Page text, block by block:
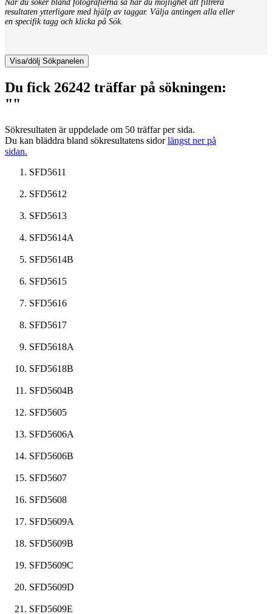
När du söker bland fotografierna så har du möjlighet att filtrera
resultaten ytterligare med hjälp av taggar. Välja antingen alla eller
en specifik tagg och klicka på Sök.
Visa/dölj Sökpanelen
Du fick 26242 träffar på sökningen:
""
Sökresultaten är uppdelade om 50 träffar per sida.
Du kan bläddra bland sökresultatens sidorlängst ner på
sidan.
SFD5611
SFD5612
SFD5613
SFD5614A
SFD5614B
SFD5615
SFD5616
SFD5617
SFD5618A
SFD5618B
SFD5604B
SFD5605
SFD5606A
SFD5606B
SFD5607
SFD5608
SFD5609A
SFD5609B
SFD5609C
SFD5609D
SFD5609E